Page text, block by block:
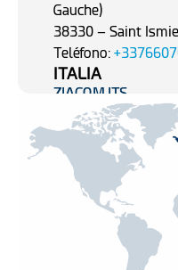
Gauche)
38330 – Saint
Teléfono:
ITALIA
ZIACOM ITS
Viale del Lavoro 14 ,
POLONIA
Biovico
Sp. Z O.O.
Hutnicza 15B 81-
Mail:
Teléfono:+48 58
Swiss Dental